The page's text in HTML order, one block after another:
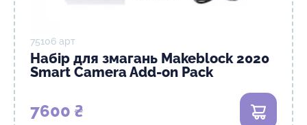
75106 арт
Набір для змагань Makeblock 2020
Smart Camera Add-on Pack
7600 ₴